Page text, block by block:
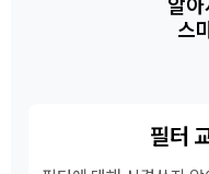
스
필터